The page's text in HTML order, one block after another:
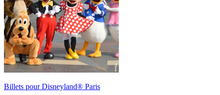
Billets pour Disneyland® Paris